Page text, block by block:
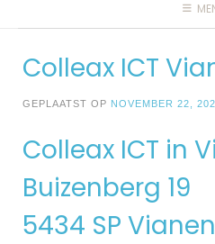
Colleax ICT
GEPLAATST OP NOVEMBER 22,
Colleax ICT in
Buizenberg 19
5434 SP Vianen